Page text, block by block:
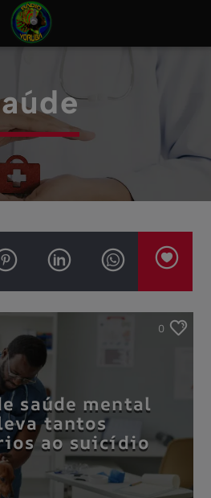
0
saúde mental
tantos
ao suicídio